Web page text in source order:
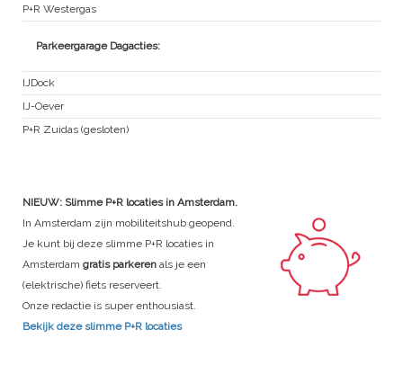
P+R Westergas
Parkeergarage Dagacties:
IJDock
IJ-Oever
P+R Zuidas (gesloten)
NIEUW: Slimme P+R locaties in Amsterdam.
In Amsterdam zijn mobiliteitshub geopend.
Je kunt bij deze slimme P+R locaties in
Amsterdam gratis parkeren als je een
(elektrische) fiets reserveert.
Onze redactie is super enthousiast.
Bekijk deze slimme P+R locaties